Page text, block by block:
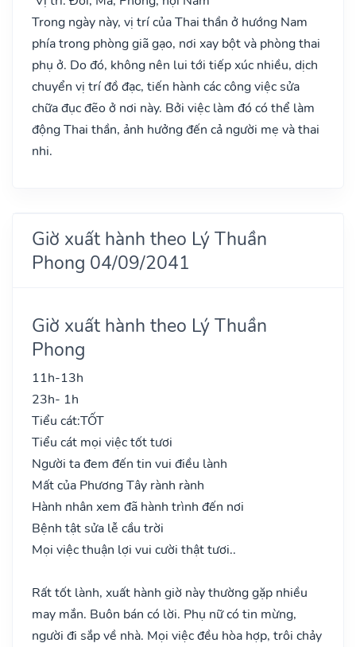
Trong ngày này, vị trí của Thai thần ở hướng Nam
phía trong phòng giã gạo, nơi xay bột và phòng thai
phụ ở. Do đó, không nên lui tới tiếp xúc nhiều, dịch
chuyển vị trí đồ đạc, tiến hành các công việc sửa
chữa đục đẽo ở nơi này. Bởi việc làm đó có thể làm
động Thai thần, ảnh hưởng đến cả người mẹ và thai
nhi.
Giờ xuất hành theo Lý Thuần
Phong 04/09/2041
Giờ xuất hành theo Lý Thuần
Phong
11h-13h
23h- 1h
Tiểu cát:TỐT
Tiểu cát mọi việc tốt tươi
Người ta đem đến tin vui điều lành
Mất của Phương Tây rành rành
Hành nhân xem đã hành trình đến nơi
Bệnh tật sửa lễ cầu trời
Mọi việc thuận lợi vui cười thật tươi..
Rất tốt lành, xuất hành giờ này thường gặp nhiều
may mắn. Buôn bán có lời. Phụ nữ có tin mừng,
người đi sắp về nhà. Mọi việc đều hòa hợp, trôi chảy